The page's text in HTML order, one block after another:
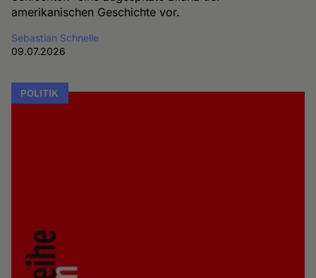
amerikanischen Geschichte vor.
Sebastian Schnelle
09.07.2026
POLITIK